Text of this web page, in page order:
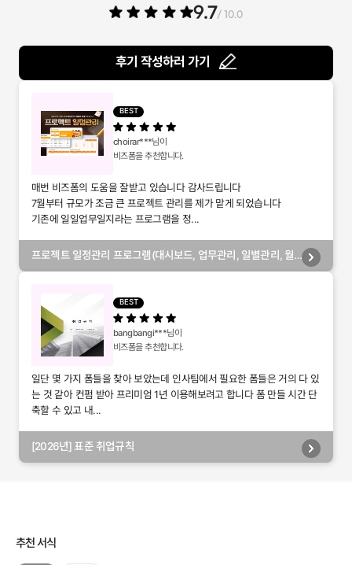
9.7/ 10.0
후기 작성하러 가기
BEST
choirar***님이
비즈폼을 추천합니다.
매번 비즈폼의 도움을 잘받고 있습니다 감사드립니다
7월부터 규모가 조금 큰 프로젝트 관리를 제가 맡게 되었습니다
기존에 일일업무일지라는 프로그램을 정...
프로젝트 일정관리 프로그램(대시보드, 업무관리, 일별관리, 월
BEST
bangbangi***님이
비즈폼을 추천합니다.
일단 몇 가지 폼들을 찾아 보았는데 인사팀에서 필요한 폼들은 거의 다 있
는 것 같아 컨펌 받아 프리미엄 1년 이용해보려고 합니다 폼 만들 시간 단
축할 수 있고 내...
[2026년] 표준 취업규칙
추천 서식